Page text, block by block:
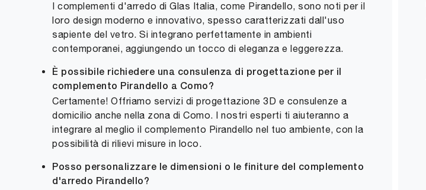
I complementi d'arredo di Glas Italia, come Pirandello, sono noti per il
loro design moderno e innovativo, spesso caratterizzati dall'uso
sapiente del vetro. Si integrano perfettamente in ambienti
contemporanei, aggiungendo un tocco di eleganza e leggerezza.
È possibile richiedere una consulenza di progettazione per il
complemento Pirandello a Como?
Certamente! Offriamo servizi di progettazione 3D e consulenze a
domicilio anche nella zona di Como. I nostri esperti ti aiuteranno a
integrare al meglio il complemento Pirandello nel tuo ambiente, con la
possibilità di rilievi misure in loco.
Posso personalizzare le dimensioni o le finiture del complemento
d'arredo Pirandello?